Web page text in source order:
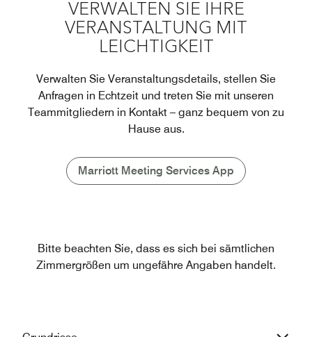
VERWALTEN SIE IHRE
VERANSTALTUNG MIT
LEICHTIGKEIT
Verwalten Sie Veranstaltungsdetails, stellen Sie
Anfragen in Echtzeit und treten Sie mit unseren
Teammitgliedern in Kontakt – ganz bequem von zu
Hause aus.
Marriott Meeting Services App
Bitte beachten Sie, dass es sich bei sämtlichen
Zimmergrößen um ungefähre Angaben handelt.